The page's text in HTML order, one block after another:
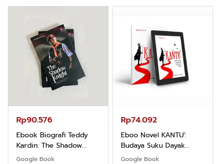
Rp90.576
Ebook Biografi Teddy
Kardin: The Shadow
Khight |
Google Book
Rp74.092
Eboo Novel KANTU':
Budaya Suku Dayak
Borneo
Google Book